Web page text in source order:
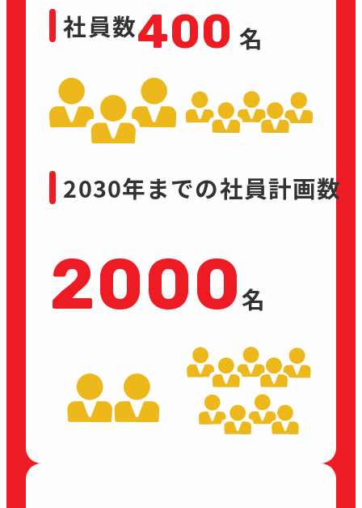
社員数400 名
2030年までの社員計画数
2000名